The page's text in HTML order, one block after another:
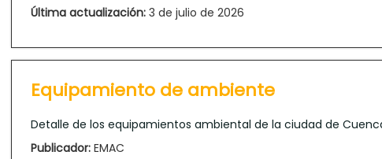
Última actualización: 3 de julio de 2026
Equipamiento de ambiente
Detalle de los equipamientos ambiental de la ciudad de
Publicador: EMAC